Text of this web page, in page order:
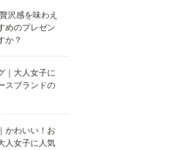
沢感を味わえ
めのプレゼン
か？
｜大人女子に
スブランドの
かわいい！お
人女子に人気